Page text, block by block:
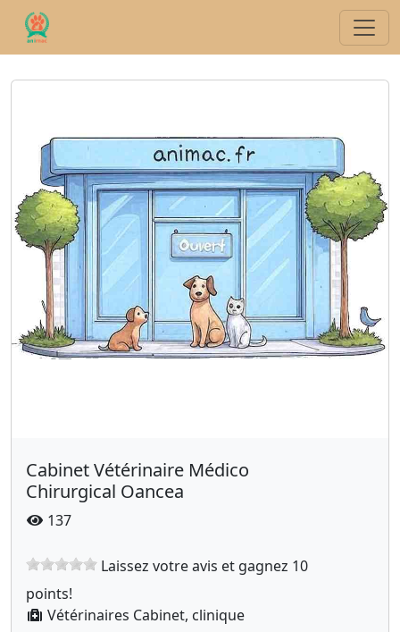
Cabinet Vétérinaire Médico
Chirurgical Oancea
137
Laissez votre avis et gagnez 10
points!
Vétérinaires Cabinet, clinique